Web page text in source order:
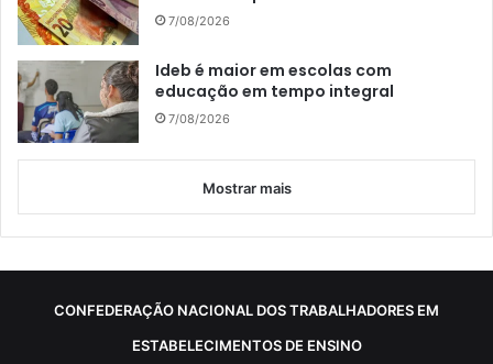
7/08/2026
Ideb é maior em escolas com
educação em tempo integral
7/08/2026
Mostrar mais
CONFEDERAÇÃO NACIONAL DOS TRABALHADORES EM
ESTABELECIMENTOS DE ENSINO